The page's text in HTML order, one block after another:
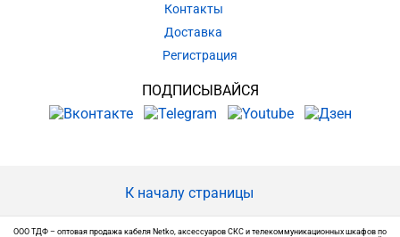
Контакты
Доставка
Регистрация
ПОДПИСЫВАЙСЯ
К началу страницы
ООО ТДФ – оптовая продажа кабеля Netko, аксессуаров СКС и телекоммуникационных шкафов по